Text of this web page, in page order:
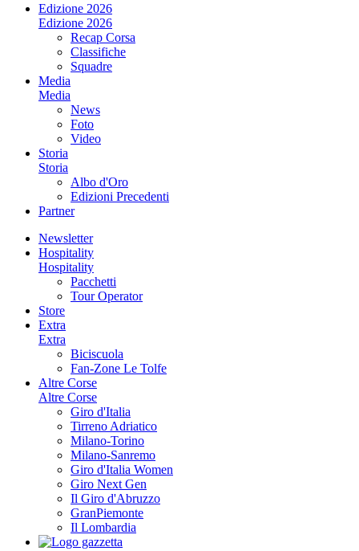
Edizione 2026
Edizione 2026
Recap Corsa
Classifiche
Squadre
Media
Media
News
Foto
Video
Storia
Storia
Albo d'Oro
Edizioni Precedenti
Partner
Newsletter
Hospitality
Hospitality
Pacchetti
Tour Operator
Store
Extra
Extra
Biciscuola
Fan-Zone Le Tolfe
Altre Corse
Altre Corse
Giro d'Italia
Tirreno Adriatico
Milano-Torino
Milano-Sanremo
Giro d'Italia Women
Giro Next Gen
Il Giro d'Abruzzo
GranPiemonte
Il Lombardia